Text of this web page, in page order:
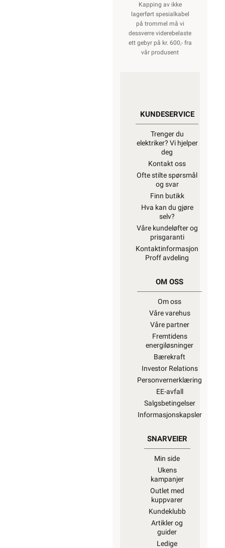
Kapping av ikke
lagerført spesialkabel
på trommel må vi
dessverre viderebelaste
ett gebyr på kr. 600,- fra
vår produsent
KUNDESERVICE
Trenger du
elektriker? Vi hjelper
deg
Kontakt oss
Ofte stilte spørsmål
og svar
Finn butikk
Hva kan du gjøre
selv?
Våre kundeløfter og
prisgaranti
Kontaktinformasjon
Proff avdeling
OM OSS
Om oss
Våre varehus
Våre partner
Fremtidens
energiløsninger
Bærekraft
Investor Relations
Personvernerklæring
EE-avfall
Salgsbetingelser
Informasjonskapsler
SNARVEIER
Min side
Ukens
kampanjer
Outlet med
kuppvarer
Kundeklubb
Artikler og
guider
Ledige